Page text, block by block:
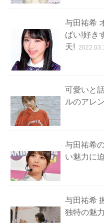
与田祐希
ばい!好き
天!
可愛いと
ルのアレ
与田祐希
い魅力に
与田祐希
独特の魅